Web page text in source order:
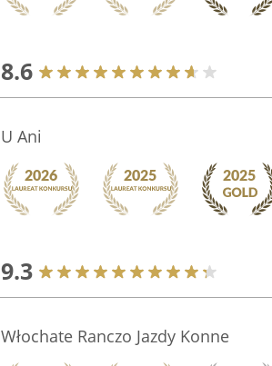
8.6
U Ani
9.3
Włochate Ranczo Jazdy Konne